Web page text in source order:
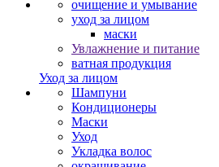
очищение и умывание
уход за лицом
маски
Увлажнение и питание
ватная продукция
Уход за лицом
Шампуни
Кондиционеры
Маски
Уход
Укладка волос